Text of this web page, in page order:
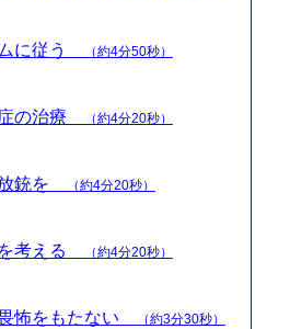
に従う （約4分50秒）
の治療 （約4分20秒）
銃を （約4分20秒）
考える （約4分20秒）
怖をもたない （約3分30秒）